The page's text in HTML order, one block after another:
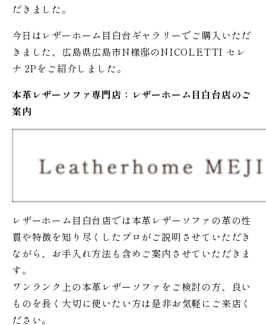
だきました。
今日はレザーホーム目白台ギャラリーでご購入いただ
きました、広島県広島市N様邸のNICOLETTI セレ
ナ 2Pをご紹介しました。
本革レザーソファ専門店：レザーホーム 目白台店のご
案内
レザーホーム目白台店では本革レザーソファの革の性
質や特徴を知り尽くしたプロがご説明させていただき
ながら、お手入れ方法も含めご案内させていただきま
す。
ワンランク上の本革レザーソファをご検討の方、良い
ものを長く大切に使いたい方は是非お気軽にご来店く
ださい。